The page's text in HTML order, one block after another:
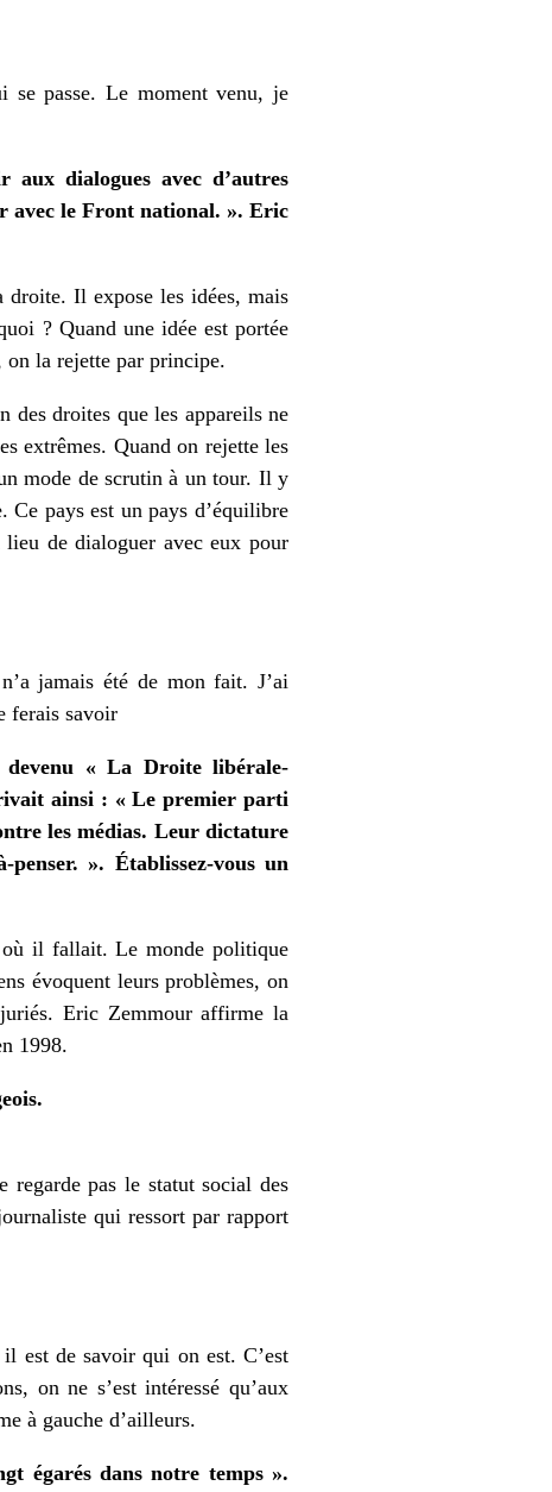
se passe. Le moment venu, je
dialogues avec d’autres
avec le Front national. ». Eric
droite. Il expose les idées, mais
? Quand une idée est portée
on la rejette par principe.
droites que les appareils ne
extrêmes. Quand on rejette les
mode de scrutin à un tour. Il y
Ce pays est un pays d’équilibre
lieu de dialoguer avec eux pour
jamais été de mon fait. J’ai
ferais savoir
« La Droite libérale-
ainsi : « Le premier parti
les médias. Leur dictature
». Établissez-vous un
où il fallait. Le monde politique
évoquent leurs problèmes, on
Eric Zemmour affirme la
1998.
regarde pas le statut social des
qui ressort par rapport
il est de savoir qui on est. C’est
on ne s’est intéressé qu’aux
à gauche d’ailleurs.
égarés dans notre temps ».